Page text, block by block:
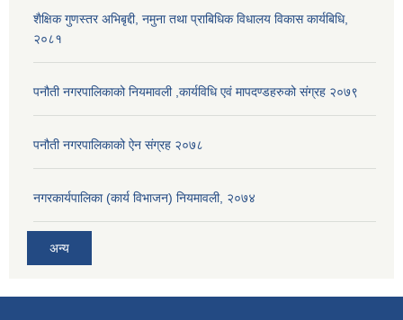
शैक्षिक गुणस्तर अभिबृद्दी, नमुना तथा प्राबिधिक विधालय विकास कार्यबिधि,
२०८१
पनौती नगरपालिकाको नियमावली ,कार्यविधि एवं मापदण्डहरुको संग्रह २०७९
पनौती नगरपालिकाको ऐन संग्रह २०७८
नगरकार्यपालिका (कार्य विभाजन) नियमावली, २०७४
अन्य